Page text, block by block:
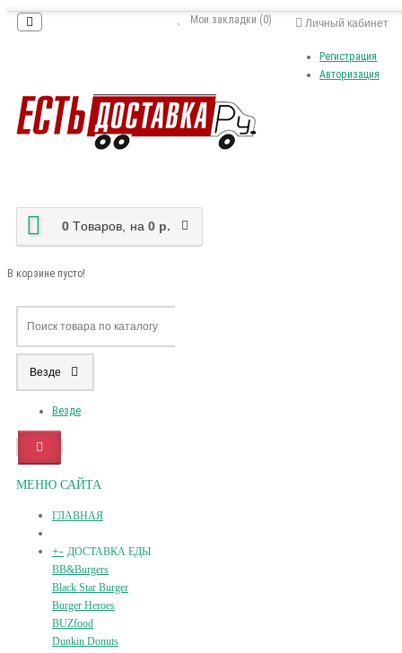
Личный кабинет
Регистрация
Авторизация
Мои закладки (0)
0 Tоваров, на 0 р.
В корзине пусто!
Везде
Везде
МЕНЮ САЙТА
ГЛАВНАЯ
+- ДОСТАВКА ЕДЫ
BB&Burgers
Black Star Burger
Burger Heroes
BUZfood
Dunkin Donuts